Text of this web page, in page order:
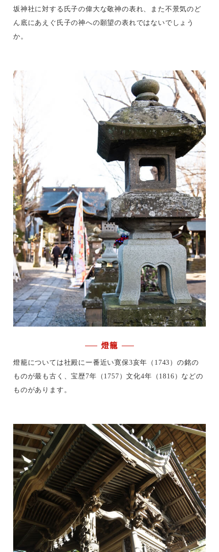
坂神社に対する氏子の偉大な敬神の表れ、また不景気のど
ん底にあえぐ氏子の神への願望の表れではないでしょう
か。
燈籠
燈籠については社殿に一番近い寛保3亥年（1743）の銘の
ものが最も古く、宝歴7年（1757）文化4年（1816）などの
ものがあります。